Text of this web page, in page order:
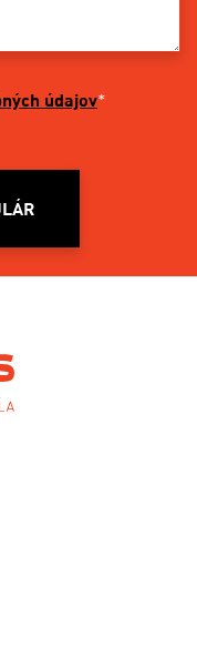
údajov*